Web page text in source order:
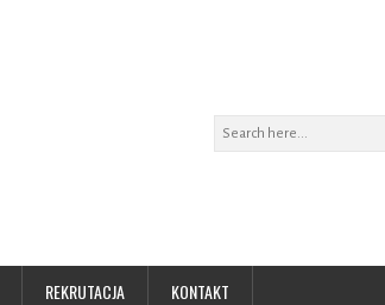
REKRUTACJA KONTAKT